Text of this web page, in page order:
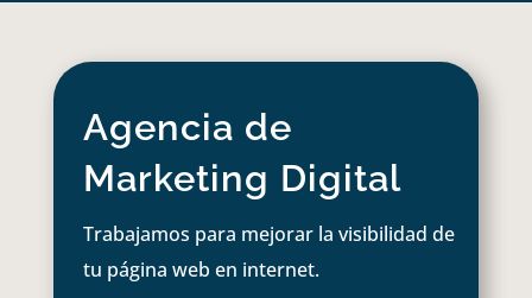
Agencia de
Marketing Digital
Trabajamos para mejorar la visibilidad de
tu página web en internet.